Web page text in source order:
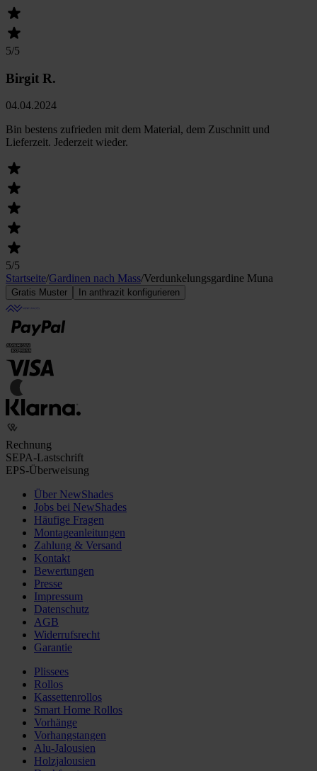
5/5
Birgit R.
04.04.2024
Bin bestens zufrieden mit dem Material, dem Zuschnitt und
Lieferzeit. Jederzeit wieder.
5/5
Startseite/Gardinen nach Mass/Verdunkelungs­gardine Muna
Gratis Muster In anthrazit konfigurieren
Rechnung
SEPA-Lastschrift
EPS-Überweisung
Über NewShades
Jobs bei NewShades
Häufige Fragen
Montageanleitungen
Zahlung & Versand
Kontakt
Bewertungen
Presse
Impressum
Datenschutz
AGB
Widerrufsrecht
Garantie
Plissees
Rollos
Kassettenrollos
Smart Home Rollos
Vorhänge
Vorhangstangen
Alu-Jalousien
Holzjalousien